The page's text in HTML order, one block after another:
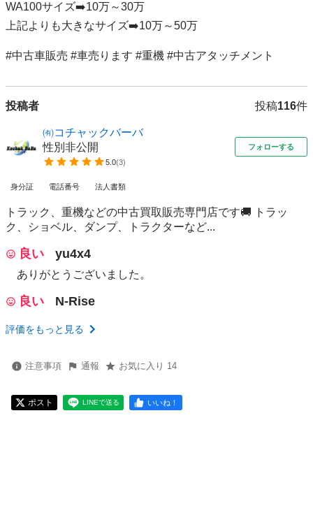
WA100サイズ➡️10万～30万
上記よりも大きなサイズ➡️10万～50万
#中古車販売 #車売ります #重機 #中古アタッチメント
投稿者 投稿116件
㈲コチャックバーバ
性別非公開
5.0(3)
フォローする
身分証 電話番号 法人書類
トラック、重機などの中古買取販売専門店です🚚 トラッ
ク、ショベル、ダンプ、トラクターなど...
良い yu4x4
ありがとうございました。
良い N-Rise
評価をもっと見る
注意事項 通報 お気に入り 14
ポスト LINEで送る いいね！